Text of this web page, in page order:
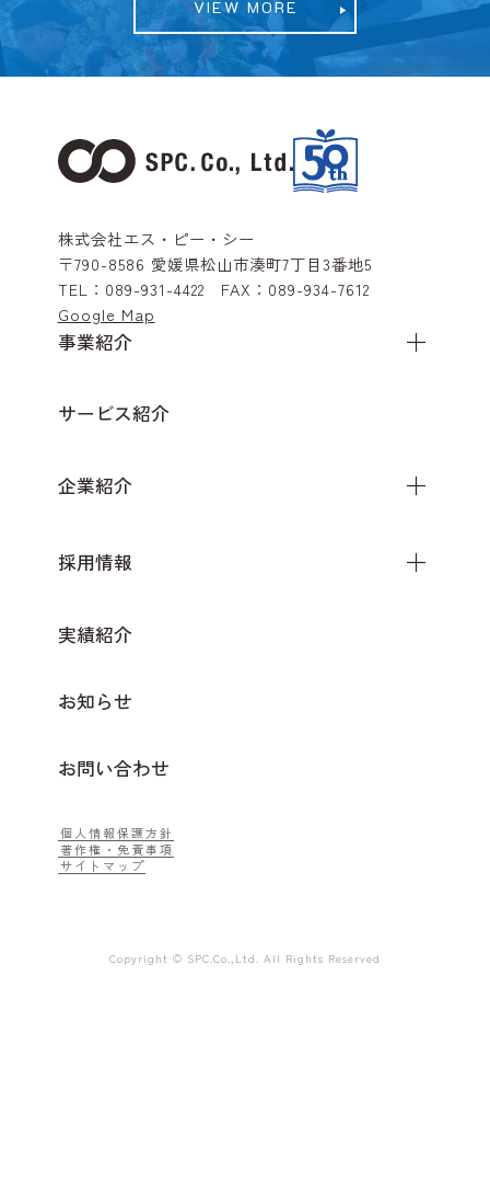
VIEW MORE
株式会社エス・ピー・シー
〒790-8586 愛媛県松山市湊町7丁目3番地5
TEL： 089-931-4422 FAX： 089-934-7612
Google Map
事業紹介
サービス紹介
企業紹介
採用情報
実績紹介
お知らせ
お問い合わせ
個人情報保護方針
著作権・免責事項
サイトマップ
Copyright © SPC.Co.,Ltd. All Rights Reserved